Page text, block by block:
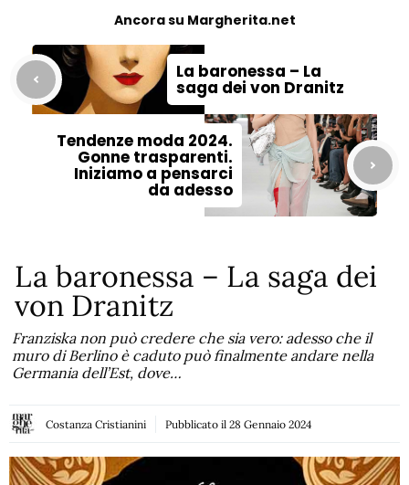
Ancora su Margherita.net
La baronessa – La
saga dei von Dranitz
Tendenze moda 2024.
Gonne trasparenti.
Iniziamo a pensarci
da adesso
La baronessa – La saga dei
von Dranitz
Franziska non può credere che sia vero: adesso che il
muro di Berlino è caduto può finalmente andare nella
Germania dell’Est, dove…
Costanza Cristianini Pubblicato il 28 Gennaio 2024